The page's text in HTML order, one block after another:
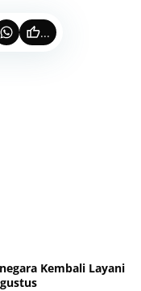
...
Kembali Layani